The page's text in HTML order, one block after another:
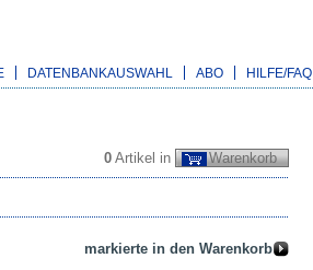
DATENBANKAUSWAHL ABO HILFE/FAQ
0 Artikel in Warenkorb